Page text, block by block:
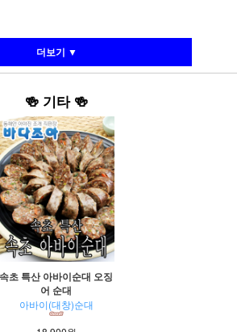
더보기 ▼
🍻 기타 🍻
속초 특산 아바이순대 오징
어 순대
아바이(대창)순대